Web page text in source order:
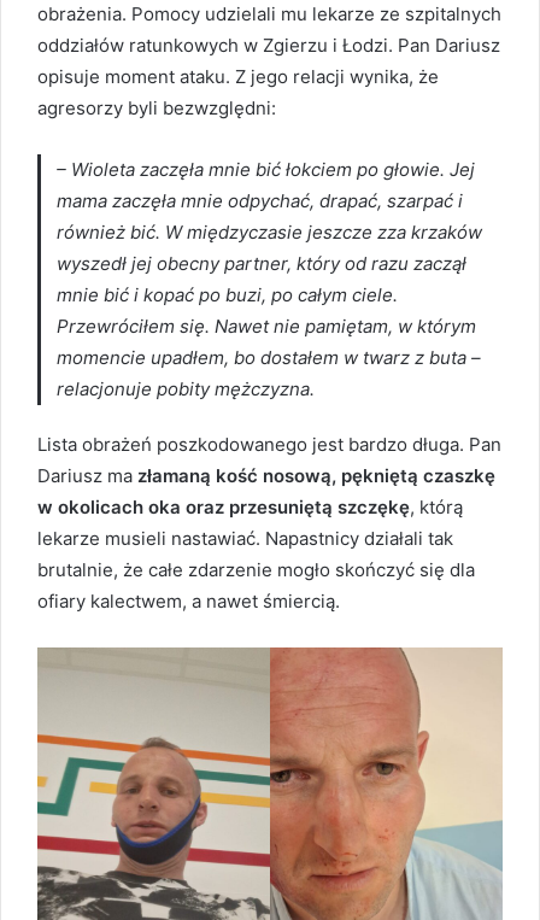
obrażenia. Pomocy udzielali mu lekarze ze szpitalnych
oddziałów ratunkowych w Zgierzu i Łodzi. Pan Dariusz
opisuje moment ataku. Z jego relacji wynika, że
agresorzy byli bezwzględni:
– Wioleta zaczęła mnie bić łokciem po głowie. Jej
mama zaczęła mnie odpychać, drapać, szarpać i
również bić. W międzyczasie jeszcze zza krzaków
wyszedł jej obecny partner, który od razu zaczął
mnie bić i kopać po buzi, po całym ciele.
Przewróciłem się. Nawet nie pamiętam, w którym
momencie upadłem, bo dostałem w twarz z buta –
relacjonuje pobity mężczyzna.
Lista obrażeń poszkodowanego jest bardzo długa. Pan
Dariusz ma złamaną kość nosową, pękniętą czaszkę
w okolicach oka oraz przesuniętą szczękę, którą
lekarze musieli nastawiać. Napastnicy działali tak
brutalnie, że całe zdarzenie mogło skończyć się dla
ofiary kalectwem, a nawet śmiercią.